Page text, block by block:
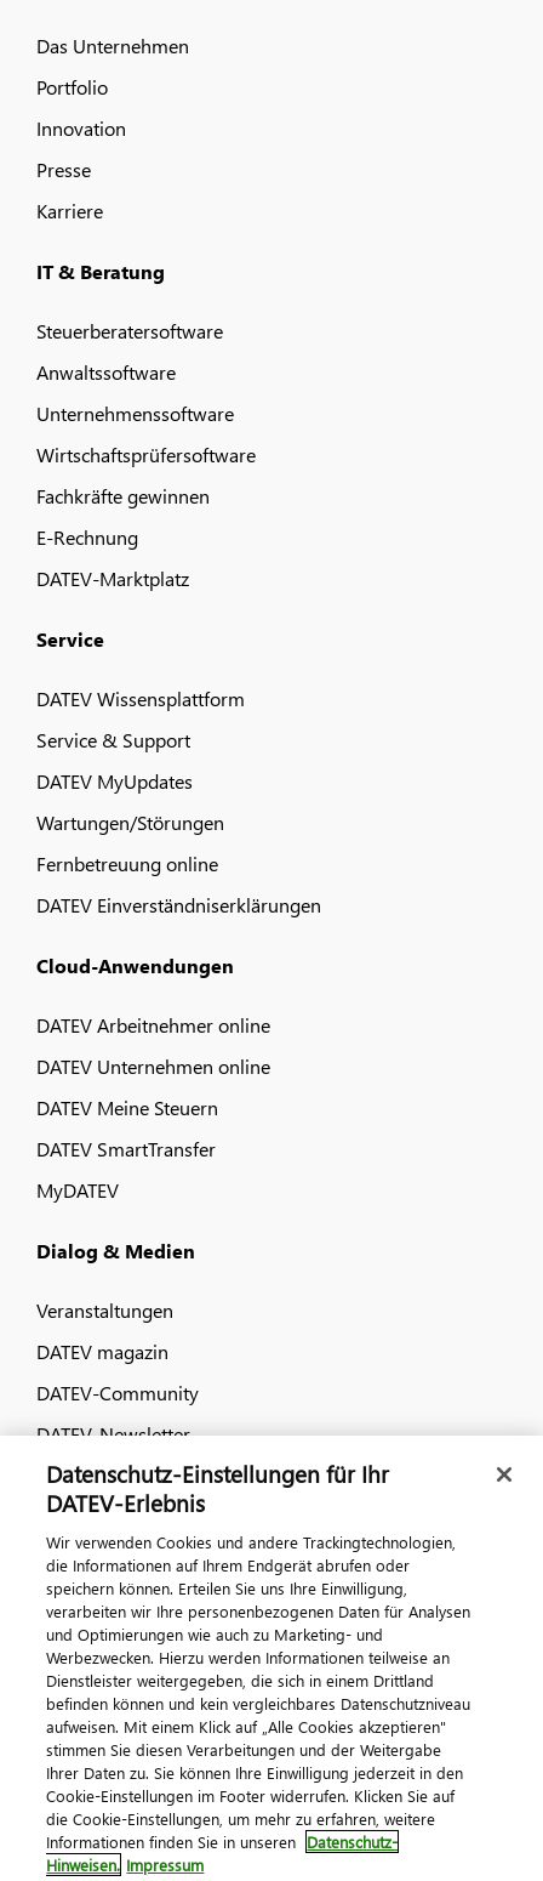
Das Unternehmen
Portfolio
Innovation
Presse
Karriere
IT & Beratung
Steuerberatersoftware
Anwaltssoftware
Unternehmenssoftware
Wirtschaftsprüfersoftware
Fachkräfte gewinnen
E-Rechnung
DATEV-Marktplatz
Service
DATEV Wissensplattform
Service & Support
DATEV MyUpdates
Wartungen/Störungen
Fernbetreuung online
DATEV Einverständniserklärungen
Cloud-Anwendungen
DATEV Arbeitnehmer online
DATEV Unternehmen online
DATEV Meine Steuern
DATEV SmartTransfer
MyDATEV
Dialog & Medien
Veranstaltungen
DATEV magazin
DATEV-Community
DATEV-Newsletter
Kontaktieren Sie uns
© 2026 DATEV eG
ImpressumDatenschutzAGB Kontakt
Cookie-Einstellungen
Datenschutz-Einstellungen für Ihr
DATEV-Erlebnis
Wir verwenden Cookies und andere Trackingtechnologien,
die Informationen auf Ihrem Endgerät abrufen oder
speichern können. Erteilen Sie uns Ihre Einwilligung,
verarbeiten wir Ihre personenbezogenen Daten für Analysen
und Optimierungen wie auch zu Marketing- und
Werbezwecken. Hierzu werden Informationen teilweise an
Dienstleister weitergegeben, die sich in einem Drittland
befinden können und kein vergleichbares Datenschutzniveau
aufweisen. Mit einem Klick auf „Alle Cookies akzeptieren"
stimmen Sie diesen Verarbeitungen und der Weitergabe
Ihrer Daten zu. Sie können Ihre Einwilligung jederzeit in den
Cookie-Einstellungen im Footer widerrufen. Klicken Sie auf
die Cookie-Einstellungen, um mehr zu erfahren, weitere
Informationen finden Sie in unseren Datenschutz-
Hinweisen. Impressum